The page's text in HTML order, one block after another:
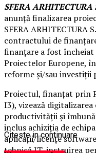
SFERA ARHITECTURA
anunță finalizarea
SFERA ARHITECTURA
contractului de
finanțare a fost
Proiectelor Europene,
reforme și/sau investiții
Proiectul, finanțat prin
I3), vizează
productivității și
inclus achiziția de
aplicații/licențe
tehnică IT, instruirea
Citeste in continuare